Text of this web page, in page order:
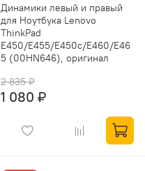
Динамики левый и правый
для Ноутбука Lenovo
ThinkPad
E450/E455/E450c/E460/E46
5 (00HN646), оригинал
2 835 ₽
1 080 ₽